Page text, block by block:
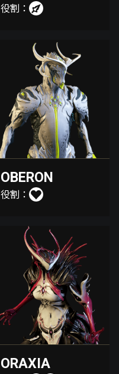
役割：
OBERON
役割：
ORAXIA